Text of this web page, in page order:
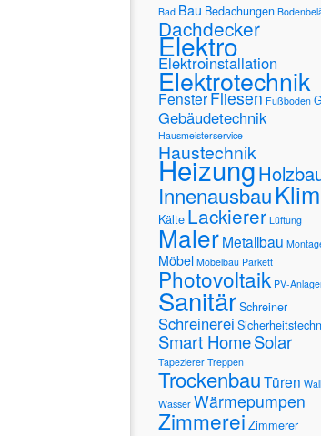
Bad Bau Bedachungen
Dachdecker
Elektro
Elektroinstallation
Elektrotechnik
FensterFliesen Fußboden
Gebäudetechnik
Hausmeisterservice
Haustechnik
Heizung
Innenausbau
Kälte Lackierer Lüftung
MalerMetallbau
Möbel Möbelbau Parkett
Photovoltaik PV-
SanitärSchreiner
Schreinerei
Smart HomeSolar
Tapezierer Treppen
TrockenbauTüren
Wasser Wärmepumpen
Zimmerei Zimmerer